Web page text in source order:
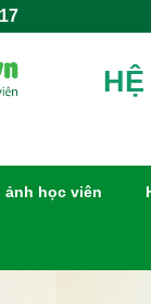
ảnh học viên